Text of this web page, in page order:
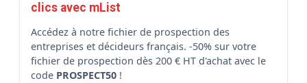
clics avec mList
Accédez à notre fichier de prospection des
entreprises et décideurs français. -50% sur votre
fichier de prospection dès 200 € HT d'achat avec le
code PROSPECT50 !